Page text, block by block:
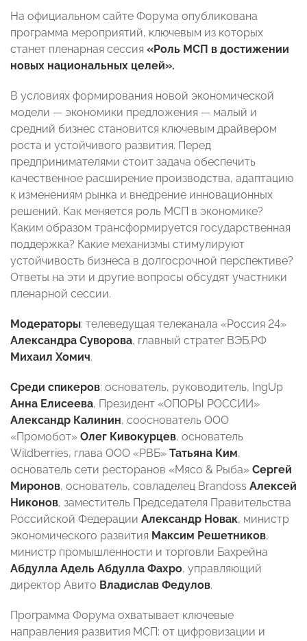
На официальном сайте Форума опубликована
программа мероприятий, ключевым из которых
станет пленарная сессия «Роль МСП в достижении
новых национальных целей».
В условиях формирования новой экономической
модели — экономики предложения — малый и
средний бизнес становится ключевым драйвером
роста и устойчивого развития. Перед
предпринимателями стоит задача обеспечить
качественное расширение производства, адаптацию
к изменениям рынка и внедрение инновационных
решений. Как меняется роль МСП в экономике?
Каким образом трансформируется государственная
поддержка? Какие механизмы стимулируют
устойчивость бизнеса в долгосрочной перспективе?
Ответы на эти и другие вопросы обсудят участники
пленарной сессии.
Модераторы: телеведущая телеканала «Россия 24»
Александра Суворова, главный стратег ВЭБ.РФ
Михаил Хомич.
Среди спикеров: основатель, руководитель, IngUp
Анна Елисеева, Президент «ОПОРЫ РОССИИ»
Александр Калинин, сооснователь ООО
«Промобот» Олег Кивокурцев, основатель
Wildberries, глава ООО «РВБ» Татьяна Ким,
основатель сети ресторанов «Мясо & Рыба» Сергей
Миронов, основатель, совладелец Brandoss Алексей
Никонов, заместитель Председателя Правительства
Российской Федерации Александр Новак, министр
экономического развития Максим Решетников,
министр промышленности и торговли Бахрейна
Абдулла Адель Абдулла Фахро, управляющий
директор Авито Владислав Федулов.
Программа Форума охватывает ключевые
направления развития МСП: от цифровизации и